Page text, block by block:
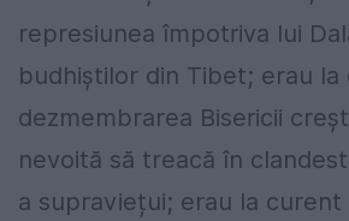
represiunea împotriva lui
budhiștilor din Tibet; erau la
dezmembrarea Bisericii
nevoită să treacă în
a supraviețui; erau la curent